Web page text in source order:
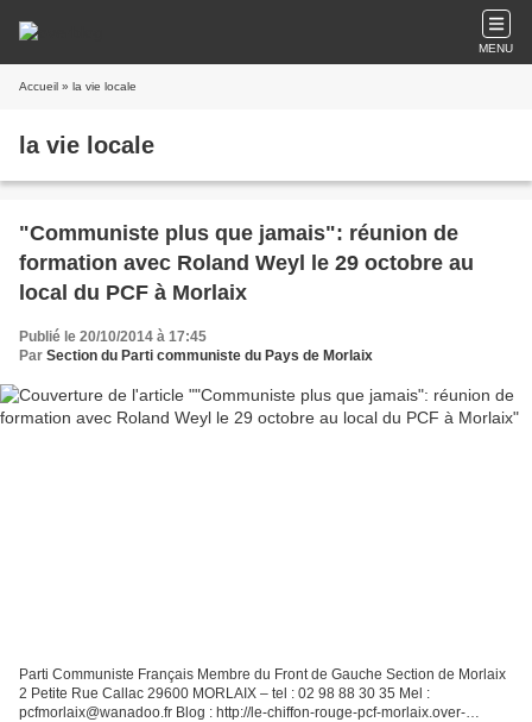
MENU
Accueil » la vie locale
la vie locale
"Communiste plus que jamais": réunion de
formation avec Roland Weyl le 29 octobre au
local du PCF à Morlaix
Publié le 20/10/2014 à 17:45
Par Section du Parti communiste du Pays de Morlaix
Parti Communiste Français Membre du Front de Gauche Section de Morlaix
2 Petite Rue Callac 29600 MORLAIX – tel : 02 98 88 30 35 Mel :
pcfmorlaix@wanadoo.fr Blog : http://le-chiffon-rouge-pcf-morlaix.over-